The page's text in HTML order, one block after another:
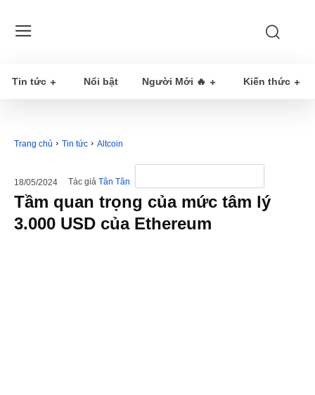
Tin tức Nổi bật Người Mới 🔥 Kiến thức
Trang chủ Tin tức Altcoin
18/05/2024 Tác giả Tân Tân
Tầm quan trọng của mức tâm lý
3.000 USD của Ethereum